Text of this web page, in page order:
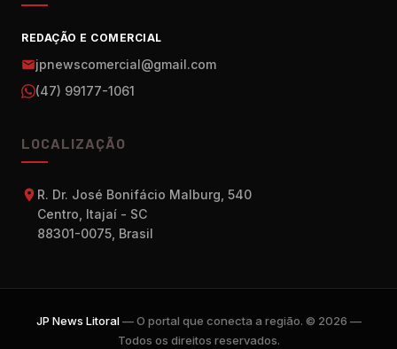
REDAÇÃO E COMERCIAL
jpnewscomercial@gmail.com
(47) 99177-1061
LOCALIZAÇÃO
R. Dr. José Bonifácio Malburg, 540
Centro, Itajaí - SC
88301-0075, Brasil
JP News Litoral— O portal que conecta a região. © 2026 —
Todos os direitos reservados.